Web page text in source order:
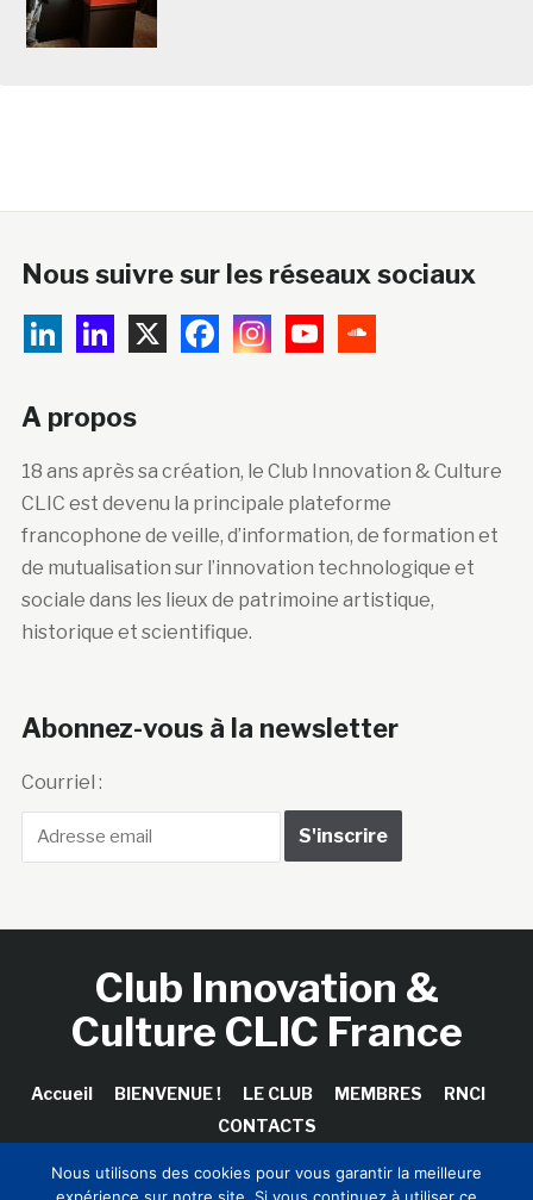
Nous suivre sur les réseaux sociaux
A propos
18 ans après sa création, le Club Innovation & Culture
CLIC est devenu la principale plateforme
francophone de veille, d’information, de formation et
de mutualisation sur l’innovation technologique et
sociale dans les lieux de patrimoine artistique,
historique et scientifique.
Abonnez-vous à la newsletter
Courriel :
Club Innovation &
Culture CLIC France
Accueil BIENVENUE ! LE CLUB MEMBRES
RNCI
CONTACTS
Nous utilisons des cookies pour vous garantir la meilleure